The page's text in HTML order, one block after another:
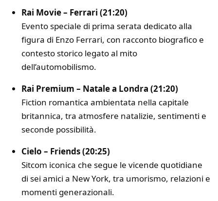
Rai Movie – Ferrari (21:20)
Evento speciale di prima serata dedicato alla
figura di Enzo Ferrari, con racconto biografico e
contesto storico legato al mito
dell’automobilismo.
Rai Premium – Natale a Londra (21:20)
Fiction romantica ambientata nella capitale
britannica, tra atmosfere natalizie, sentimenti e
seconde possibilità.
Cielo – Friends (20:25)
Sitcom iconica che segue le vicende quotidiane
di sei amici a New York, tra umorismo, relazioni e
momenti generazionali.